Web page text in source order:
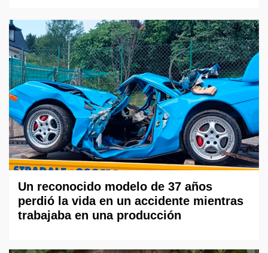
Un reconocido modelo de 37 años
perdió la vida en un accidente mientras
trabajaba en una producción